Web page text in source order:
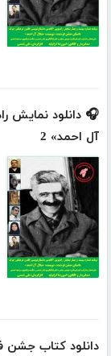
🎧 دانلود نمایش
آل احمد» 2
دانلود کتاب جشن